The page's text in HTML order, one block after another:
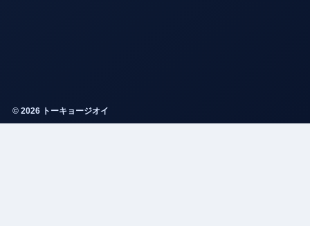
© 2026 トーキョージオイ